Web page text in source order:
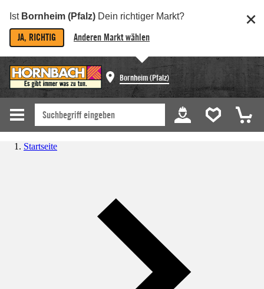
Ist Bornheim (Pfalz) Dein richtiger Markt?
JA, RICHTIG Anderen Markt wählen
Bornheim (Pfalz)
Startseite